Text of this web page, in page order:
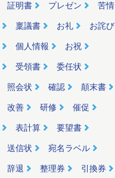
証明書 プレゼン 苦情
稟議書 お礼 お詫び
個人情報 お祝
受領書 委任状
照会状 確認 顛末書
改善 研修 催促
表計算 要望書
送信状 宛名ラベル
辞退 整理券 引換券